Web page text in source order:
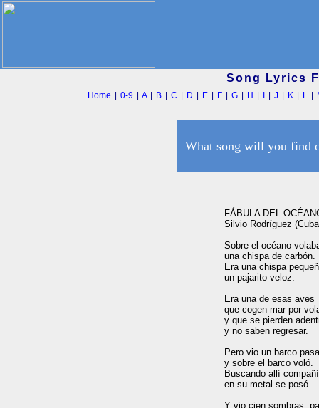
Song Lyrics
Home |0-9 |A| B |C D E F |G H |J K L
What song will you find
FÁBULA DEL
Silvio Rodríguez
Sobre el océano
una chispa de carbón.
Era una chispa
un pajarito veloz.
Era una de esas aves
que cogen mar por
y que se pierden
y no saben regresar.
Pero vio un barco
y sobre el barco voló.
Buscando allí
en su metal se posó.
Y vio cien sombras,